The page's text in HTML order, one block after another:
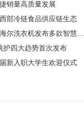
销量高质量发展
部冷链食品供应链生态
多项行业首创科技集中落地！海尔洗衣机发布多款智慧洗烘新品
护四大趋势首次发布
新入职大学生欢迎仪式